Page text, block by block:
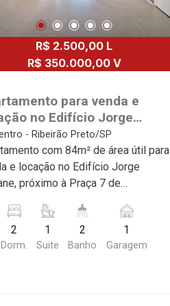
R$ 2.500,00 L
R$ 350.000,00 V
para venda e
no Edifício Jorge
próximo à Praça 7 de
- Ribeirão Preto/SP.
- Ribeirão Preto/SP
com 84m² de área útil para
e locação no Edifício Jorge
próximo à Praça 7 de
as características
imóvel que a Martinelli
selecionou para você: -
2
Dorm.
1
Suite
2
Banho
1
Garagem